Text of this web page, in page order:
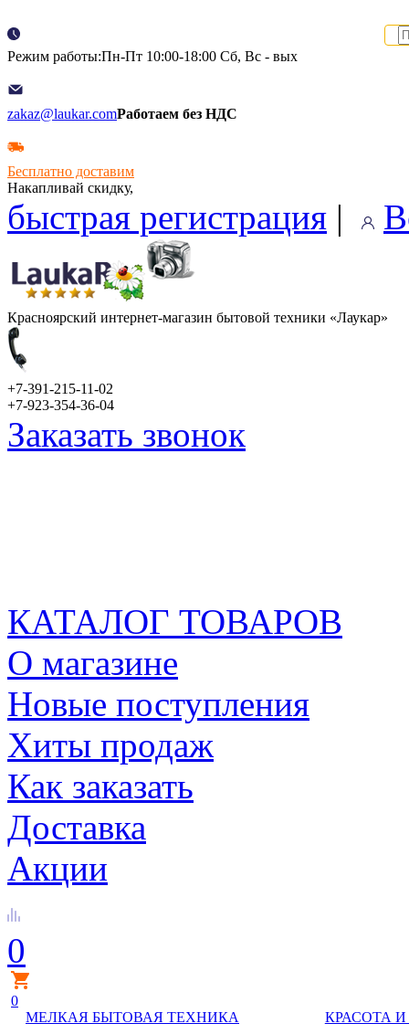
Режим работы:Пн-Пт 10:00-18:00 Сб, Вс - вых
zakaz@laukar.comРаботаем без НДС
Бесплатно доставим
Накапливай скидку,
быстрая регистрация |
Красноярский интернет-магазин бытовой техники «Лаукар»
+7-391-215-11-02
+7-923-354-36-04
Заказать звонок
КАТАЛОГ ТОВАРОВ
О магазине
Новые поступления
Хиты продаж
Как заказать
Доставка
Акции
0
0
МЕЛКАЯ БЫТОВАЯ ТЕХНИКА
КРАСОТА И